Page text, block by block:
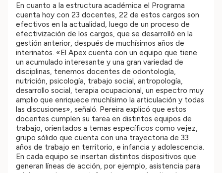
En cuanto a la estructura académica el Programa
cuenta hoy con 23 docentes, 22 de estos cargos son
efectivos en la actualidad, luego de un proceso de
efectivización de los cargos, que se desarrolló en la
gestión anterior, después de muchísimos años de
interinatos. «El Apex cuenta con un equipo que tiene
un acumulado interesante y una gran variedad de
disciplinas, tenemos docentes de odontología,
nutrición, psicología, trabajo social, antropología,
desarrollo social, terapia ocupacional, un espectro muy
amplio que enriquece muchísimo la articulación y todas
las discusiones», señaló. Pereira explicó que estos
docentes cumplen su tarea en distintos equipos de
trabajo, orientados a temas específicos como vejez,
grupo sólido que cuenta con una trayectoria de 33
años de trabajo en territorio, e infancia y adolescencia.
En cada equipo se insertan distintos dispositivos que
generan líneas de acción, por ejemplo, asistencia para